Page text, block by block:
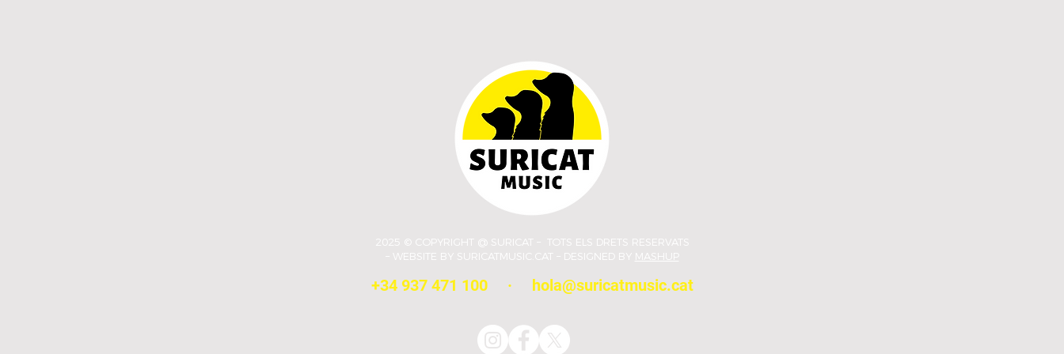
2025 © COPYRIGHT @ SURICAT – TOTS ELS DRETS RESERVATS
– WEBSITE BY SURICATMUSIC.CAT – DESIGNED BY MASHUP
+34 937 471 100· hola@suricatmusic.cat